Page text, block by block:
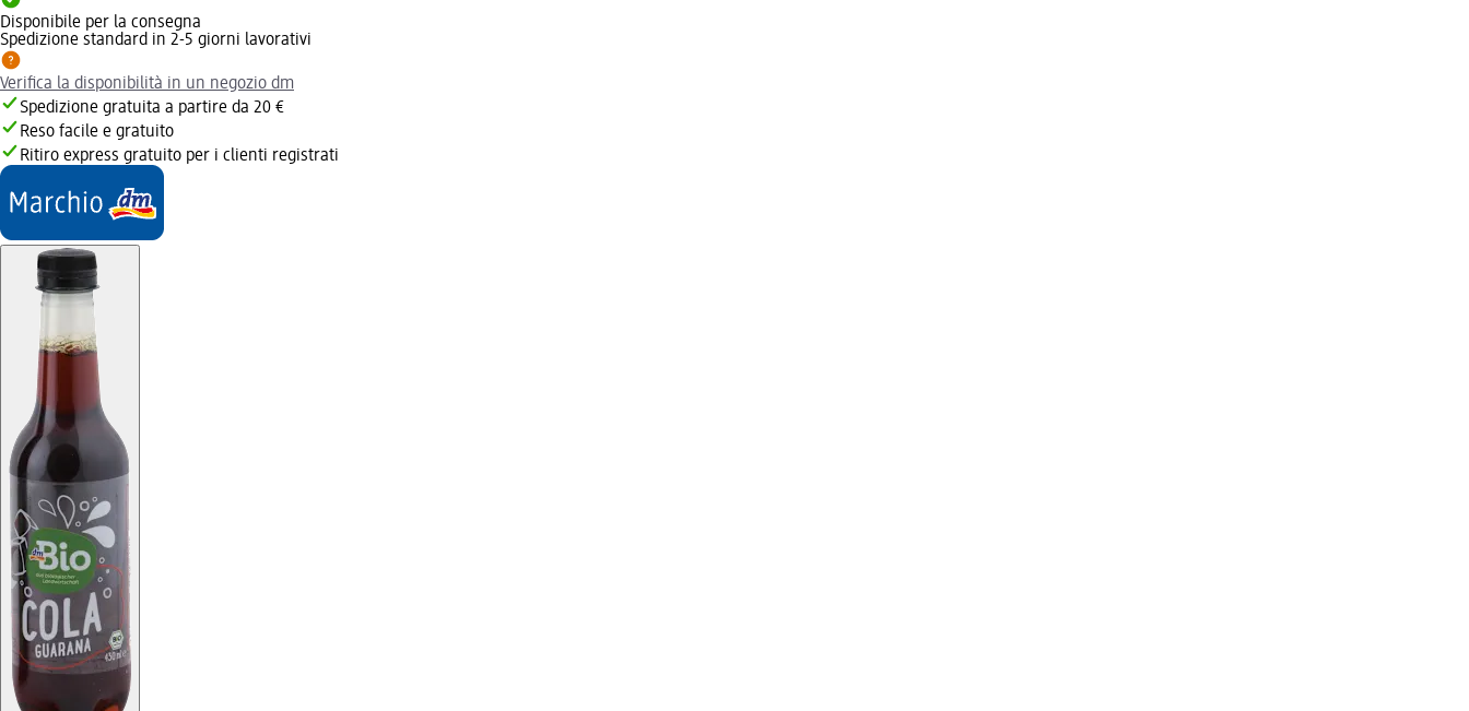
Disponibile per la consegna
Spedizione standard in 2-5 giorni lavorativi
Verifica la disponibilità in un negozio dm
Spedizione gratuita a partire da 20 €
Reso facile e gratuito
Ritiro express gratuito per i clienti registrati